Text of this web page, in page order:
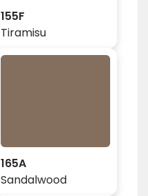
155F
Tiramisu
165A
Sandalwood